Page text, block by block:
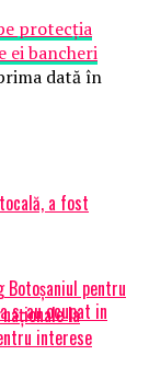
protecția
ei bancheri
dată în
a fost
s-au ocupat in
interese
Botoșaniul pentru
la